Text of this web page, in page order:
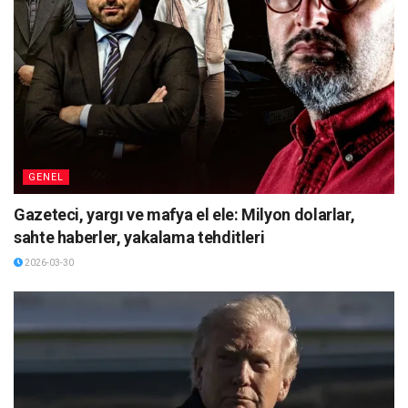
GENEL
Gazeteci, yargı ve mafya el ele: Milyon dolarlar,
sahte haberler, yakalama tehditleri
2026-03-30